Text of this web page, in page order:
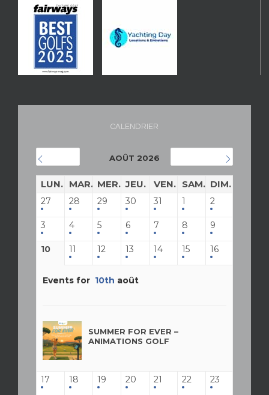
CALENDRIER
AOÛT 2026
LUN. MAR. MER. JEU. VEN. SAM. DIM.
27 28 29 30 31 1 2
3 4 5 6 7 8 9
10 11 12 13 14 15 16
Events for 10th août
SUMMER FOR EVER –
ANIMATIONS GOLF
17 18 19 20 21 22 23